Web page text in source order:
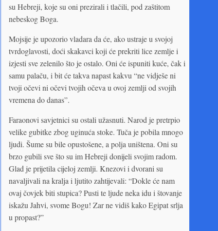
su Hebreji, koje su oni prezirali i tlačili, pod zaštitom
nebeskog Boga.
Mojsije je upozorio vladara da će, ako ustraje u svojoj
tvrdoglavosti, doći skakavci koji će prekriti lice zemlje i
izjesti sve zelenilo što je ostalo. Oni će ispuniti kuće, čak i
samu palaču, i bit će takva napast kakvu “ne vidješe ni
tvoji očevi ni očevi tvojih očeva u ovoj zemlji od svojih
vremena do danas”.
Faraonovi savjetnici su ostali užasnuti. Narod je pretrpio
velike gubitke zbog uginuća stoke. Tuča je pobila mnogo
ljudi. Šume su bile opustošene, a polja uništena. Oni su
brzo gubili sve što su im Hebreji donijeli svojim radom.
Glad je prijetila cijeloj zemlji. Knezovi i dvorani su
navaljivali na kralja i ljutito zahtijevali: “Dokle će nam
ovaj čovjek biti stupica? Pusti te ljude neka idu i štovanje
iskažu Jahvi, svome Bogu! Zar ne vidiš kako Egipat srlja
u propast?”